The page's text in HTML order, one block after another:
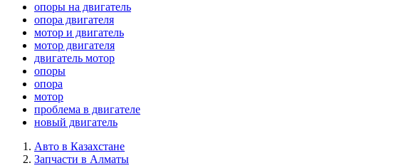
опоры на двигатель
опора двигателя
мотор и двигатель
мотор двигателя
двигатель мотор
опоры
опора
мотор
проблема в двигателе
новый двигатель
Авто в Казахстане
Запчасти в Алматы